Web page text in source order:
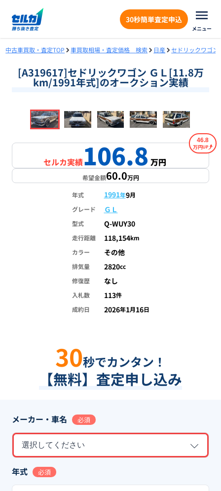
30秒簡単査定申込
メニュー
中古車買取・査定TOP 車買取相場・査定価格 検索 日産 セドリックワゴン
[A319617]セドリックワゴン ＧＬ[11.8万
km/1991年式]のオークション実績
1/18
セルカ実績106.8万円
46.8
万円
希望金額60.0万円
年式 1991年9月
グレード
ＧＬ
型式 Q-WUY30
走行距離 118,154km
カラー
その他
排気量 2820cc
修復歴
なし
入札数 113件
成約日
2026年1月16日
30秒でカンタン！
【無料】査定申し込み
メーカー・車名 必須
選択してください
年式 必須